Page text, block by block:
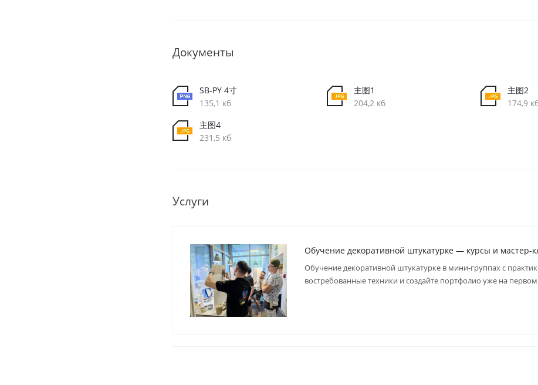
Документы
SB-PY 4寸
135,1 кб
主图1
204,2 кб
主图2
174,9
主图4
231,5 кб
Услуги
Обучение декоративной штукатурке — курсы и мастер-
Обучение декоративной штукатурке в мини-группах с
востребованные техники и создайте портфолио уже на